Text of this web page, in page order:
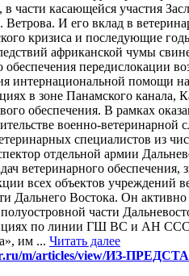
части касающейся участия
И его вклад в
кризиса и последующие
африканской чумы
обеспечения передислокации
интернациональной помощи
в зоне Панамского канала,
обеспечения. В рамках
военно-
специалистов из
отдельной армии
ветеринарного обеспечения,
всех объектов
Дальнего Востока. Он
части
по линии ГШ ВС и АН
им ... Читать далее
m/articles/view/ИЗ-